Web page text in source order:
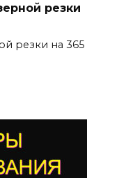
резки
резки на 365